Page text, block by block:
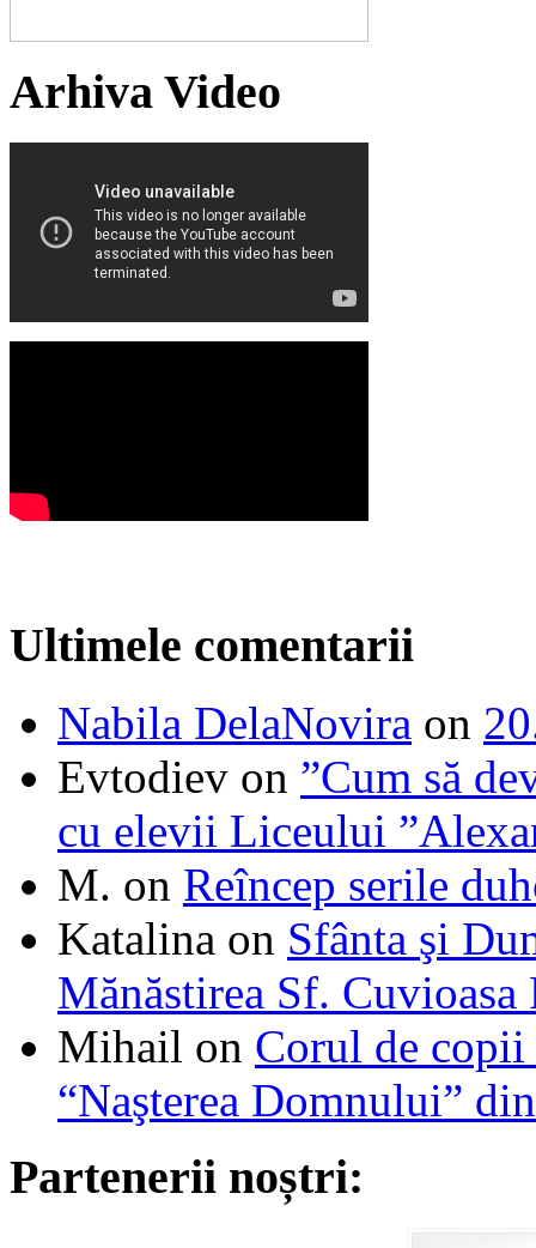
Arhiva Video
Ultimele comentarii
Nabila DelaNovira on
Evtodiev on ”Cum să
cu elevii Liceului
M. on Reîncep serile
Katalina on Sfânta şi
Mănăstirea Sf. Cuvioasa
Mihail on Corul de
“Naşterea Domnului”
Partenerii noștri: